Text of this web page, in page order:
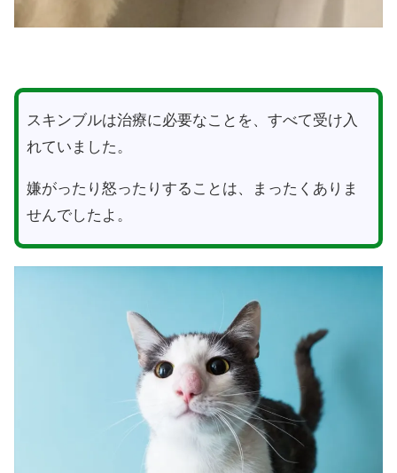
スキンブルは治療に必要なことを、すべて受け入
れていました。
嫌がったり怒ったりすることは、まったくありま
せんでしたよ。